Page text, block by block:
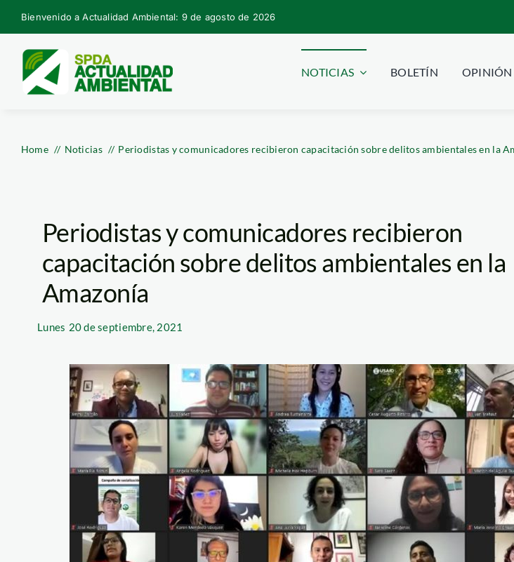
Skip
to
content
Bienvenido a Actualidad Ambiental: 9 de agosto de 2026
NOTICIAS BOLETÍN OPINIÓN
Home Noticias Periodistas y comunicadores recibieron capacitación sobre delitos ambientales en la
Periodistas y comunicadores recibieron
capacitación sobre delitos ambientales en la
Amazonía
Lunes 20 de septiembre, 2021